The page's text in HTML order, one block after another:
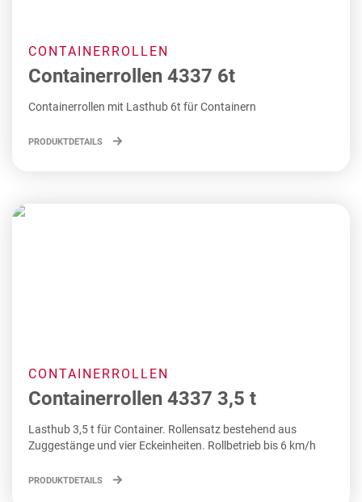
CONTAINERROLLEN
Containerrollen 4337 6t
Containerrollen mit Lasthub 6t für Containern
PRODUKTDETAILS
CONTAINERROLLEN
Containerrollen 4337 3,5 t
Lasthub 3,5 t für Container. Rollensatz bestehend aus
Zuggestänge und vier Eckeinheiten. Rollbetrieb bis 6 km/h
PRODUKTDETAILS